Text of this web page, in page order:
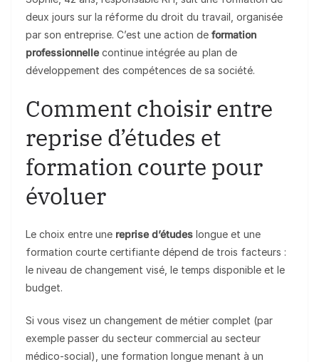
deux jours sur la réforme du droit du travail, organisée
par son entreprise. C’est une action de formation
professionnellecontinue intégrée au plan de
développement des compétences de sa société.
Comment choisir entre
reprise d’études et
formation courte pour
évoluer
Le choix entre une reprise d’études longue et une
formation courte certifiante dépend de trois facteurs :
le niveau de changement visé, le temps disponible et le
budget.
Si vous visez un changement de métier complet (par
exemple passer du secteur commercial au secteur
médico-social), une formation longue menant à un